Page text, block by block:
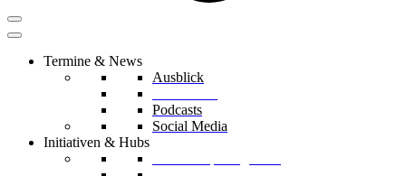
Termine & News
Ausblick
Podcasts
Social Media
Initiativen & Hubs